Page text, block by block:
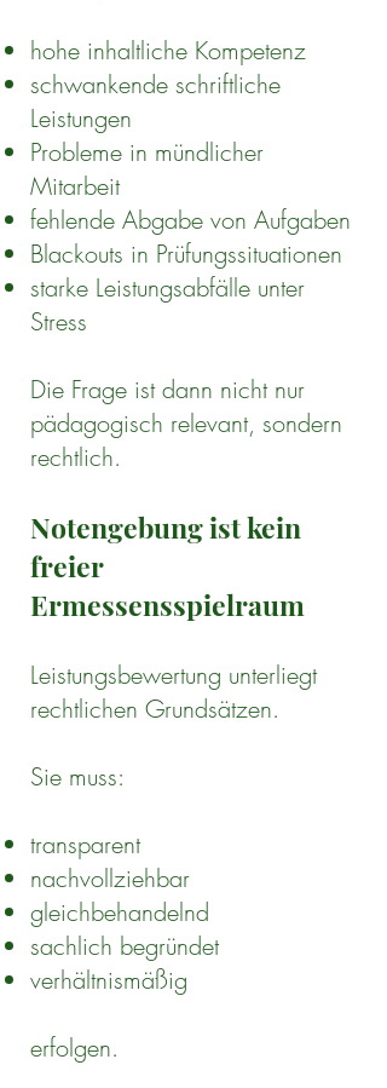
hohe inhaltliche Kompetenz
schwankende schriftliche
Leistungen
Probleme in mündlicher
Mitarbeit
fehlende Abgabe von Aufgaben
Blackouts in Prüfungssituationen
starke Leistungsabfälle unter
Stress
Die Frage ist dann nicht nur
pädagogisch relevant, sondern
rechtlich.
Notengebung ist kein
freier
Ermessensspielraum
Leistungsbewertung unterliegt
rechtlichen Grundsätzen.
Sie muss:
transparent
nachvollziehbar
gleichbehandelnd
sachlich begründet
verhältnismäßig
erfolgen.